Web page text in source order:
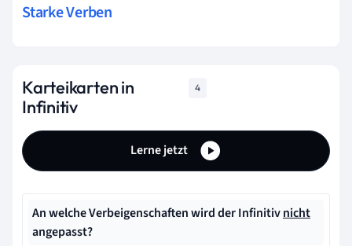
Starke Verben
Karteikarten in
Infinitiv
4
Lerne jetzt
An welche Verbeigenschaften wird der Infinitivnicht
angepasst?